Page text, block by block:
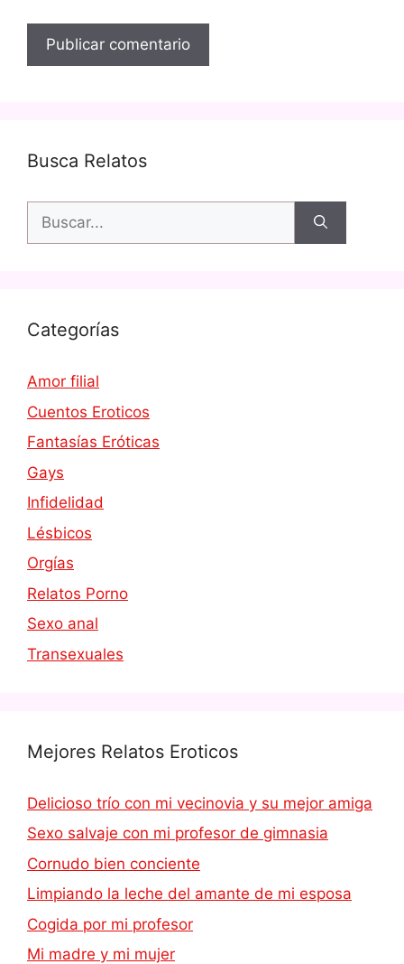
Busca Relatos
Buscar:
Categorías
Amor filial
Cuentos Eroticos
Fantasías Eróticas
Gays
Infidelidad
Lésbicos
Orgías
Relatos Porno
Sexo anal
Transexuales
Mejores Relatos Eroticos
Delicioso trío con mi vecinovia y su mejor amiga
Sexo salvaje con mi profesor de gimnasia
Cornudo bien conciente
Limpiando la leche del amante de mi esposa
Cogida por mi profesor
Mi madre y mi mujer